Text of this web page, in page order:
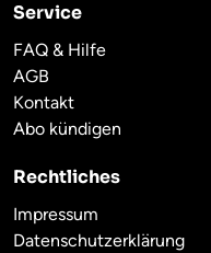
Service
FAQ & Hilfe
AGB
Kontakt
Abo kündigen
Rechtliches
Impressum
Datenschutzerklärung